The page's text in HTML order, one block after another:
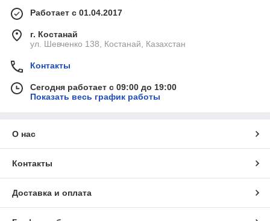
Работает с 01.04.2017
г. Костанай
ул. Шевченко 138, Костанай, Казахстан
Контакты
Сегодня работает с 09:00 до 19:00
Показать весь график работы
О нас
Контакты
Доставка и оплата